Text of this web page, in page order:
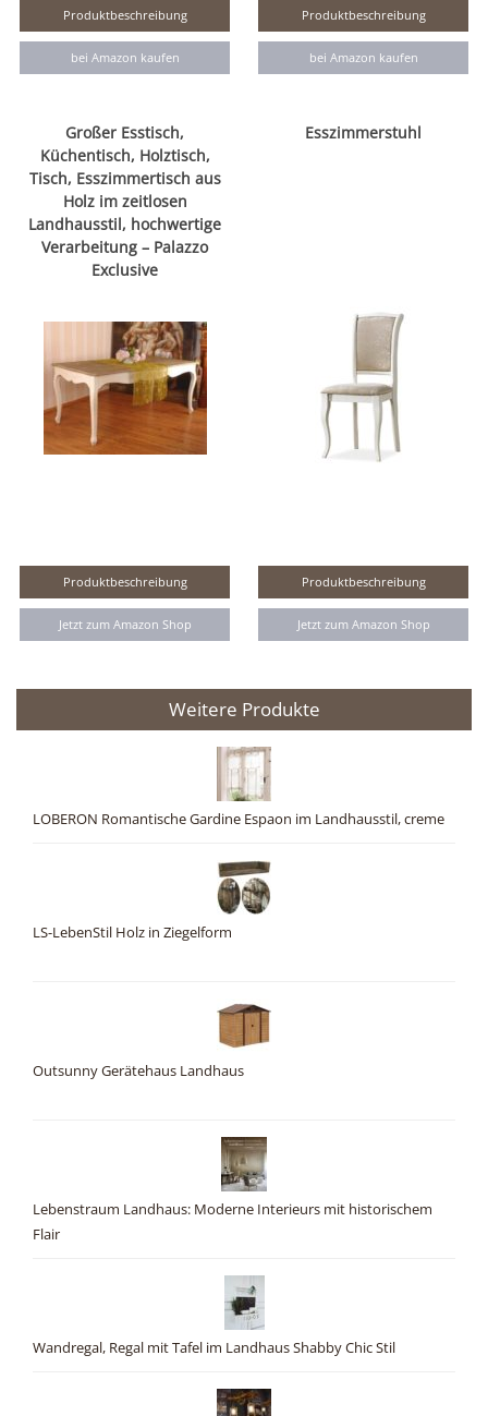
Produktbeschreibung
bei Amazon kaufen
Produktbeschreibung
bei Amazon kaufen
Großer Esstisch,
Küchentisch, Holztisch,
Tisch, Esszimmertisch aus
Holz im zeitlosen
Landhausstil, hochwertige
Verarbeitung – Palazzo
Exclusive
Produktbeschreibung
Jetzt zum Amazon Shop
Esszimmerstuhl
Produktbeschreibung
Jetzt zum Amazon Shop
Weitere Produkte
LOBERON Romantische Gardine Espaon im Landhausstil, creme
LS-LebenStil Holz in Ziegelform
Outsunny Gerätehaus Landhaus
Lebenstraum Landhaus: Moderne Interieurs mit historischem
Flair
Wandregal, Regal mit Tafel im Landhaus Shabby Chic Stil